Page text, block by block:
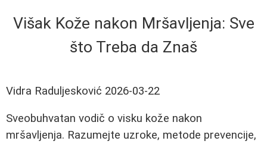
Višak Kože nakon Mršavljenja: Sve
što Treba da Znaš
Vidra Raduljesković 2026-03-22
Sveobuhvatan vodič o visku kože nakon
mršavljenja. Razumejte uzroke, metode prevencije,